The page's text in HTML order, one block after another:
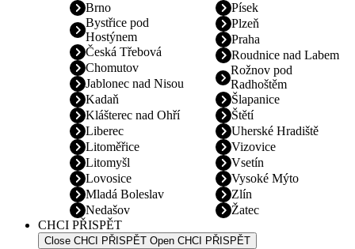
Brno
Bystřice pod
Hostýnem
Česká Třebová
Chomutov
Jablonec nad Nisou
Kadaň
Klášterec nad Ohří
Liberec
Litoměřice
Litomyšl
Lovosice
Mladá Boleslav
Nedašov
Písek
Plzeň
Praha
Roudnice nad Labem
Rožnov pod
Radhoštěm
Šlapanice
Štětí
Uherské Hradiště
Vizovice
Vsetín
Vysoké Mýto
Zlín
Žatec
CHCI PŘISPĚT
Close CHCI PŘISPĚT Open CHCI PŘISPĚT